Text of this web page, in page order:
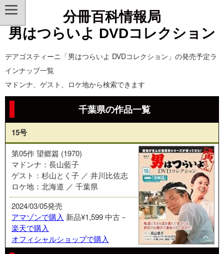
分冊百科情報局
男はつらいよ DVDコレクション
デアゴスティーニ「男はつらいよ DVDコレクション」の発売予定ラ
インナップ一覧
マドンナ、ゲスト、ロケ地から検索できます
千葉県の作品一覧
15号
第05作 望郷篇 (1970)
マドンナ：長山藍子
ゲスト：杉山とく子 ／ 井川比佐志
ロケ地：北海道 ／ 千葉県
2024/03/05発売
アマゾンで購入 新品¥1,599中古－
楽天で購入
オフィシャルショップで購入